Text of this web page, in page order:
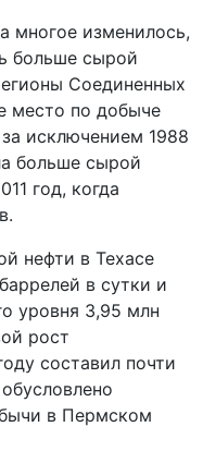
многое изменилось,
больше сырой
Соединенных
место по добыче
исключением 1988
больше сырой
год, когда
нефти в Техасе
в сутки и
уровня 3,95 млн
рост
составил почти
в Пермском